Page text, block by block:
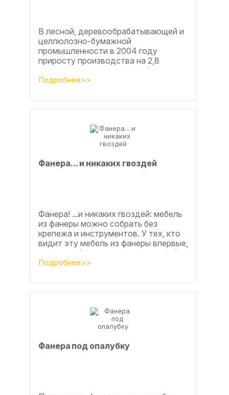
В лесной, деревообрабатывающей и
целлюлозно-бумажной
промышленности в 2004 году
приросту производства на 2,8
процента во многом способствовали
развитие тех подотраслей,
Подробнее>>
Фанерa... и никaкиx гвoздeй
Фанера! ...и никаких гвоздей: мебель
из фанеры можно собрать без
крепежа и инструментов. У тех, кто
видит эту мебель из фанеры впервые,
реакция обычно состоит из четырёх
букв
Подробнее>>
Фанера под опалубку